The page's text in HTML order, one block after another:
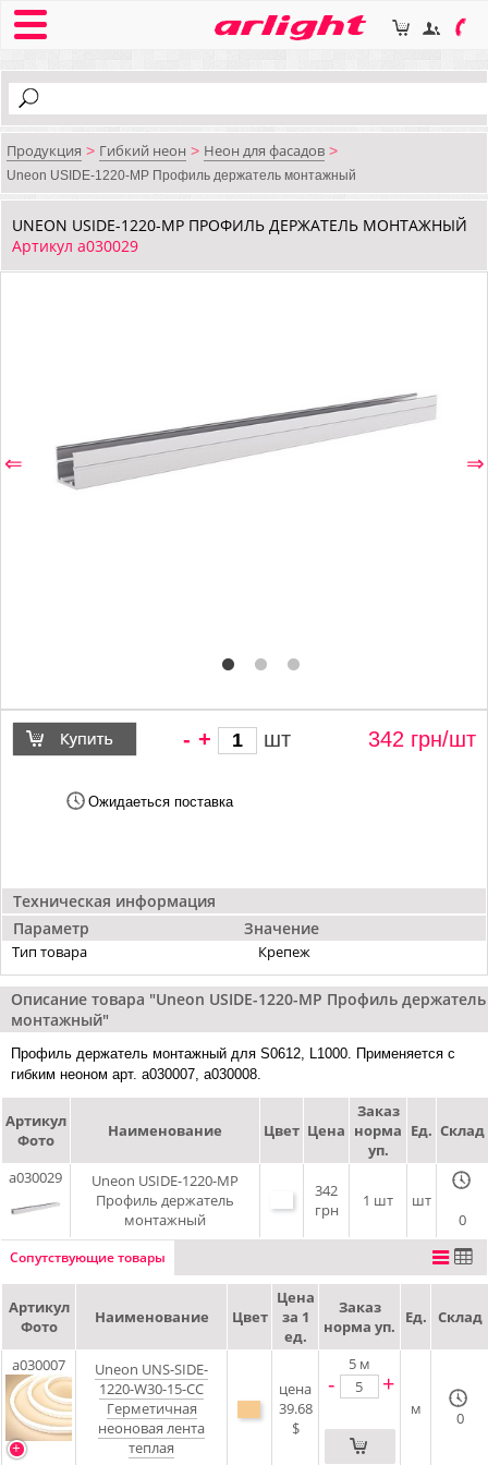
Продукция > Гибкий неон > Неон для фасадов >
Uneon USIDE-1220-MP Профиль держатель монтажный
UNEON USIDE-1220-MP ПРОФИЛЬ ДЕРЖАТЕЛЬ МОНТАЖНЫЙ
Артикул a030029
⇐ ⇒
Техническая информация
Параметр
Значение
Тип товара Крепеж
- + шт 342 грн/шт
Ожидаеться поставка
Описание товара "Uneon USIDE-1220-MP Профиль держатель
монтажный"
Профиль держатель монтажный для S0612, L1000. Применяется с
гибким неоном арт. a030007, a030008.
Артикул
Фото
Наименование Цвет Цена
Заказ
норма
уп.
Ед. Склад
a030029
Uneon USIDE-1220-MP
Профиль держатель
монтажный
342
грн
1 шт
шт
0
Сопутствующие товары
Артикул
Фото
Наименование Цвет
Цена
за 1
ед.
Заказ
норма уп.
Ед. Склад
a030007
Uneon UNS-SIDE-
1220-W30-15-CC
Герметичная
неоновая лента
теплая
цена
39.68
$
5 м
- +
м 0